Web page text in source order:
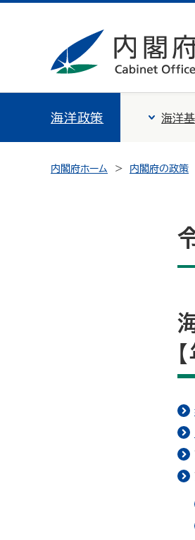
海洋政策 海洋
内閣府ホーム 内閣府の政策